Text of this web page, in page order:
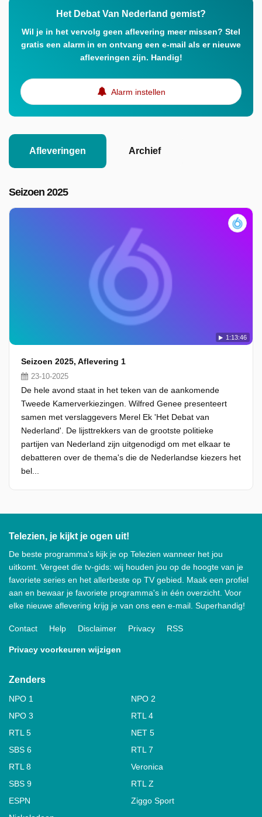
Het Debat Van Nederland gemist?
Wil je in het vervolg geen aflevering meer missen? Stel
gratis een alarm in en ontvang een e-mail als er nieuwe
afleveringen zijn. Handig!
Alarm instellen
Afleveringen Archief
Seizoen 2025
1:13:46
Seizoen 2025, Aflevering 1
23-10-2025
De hele avond staat in het teken van de aankomende
Tweede Kamerverkiezingen. Wilfred Genee presenteert
samen met verslaggevers Merel Ek 'Het Debat van
Nederland'. De lijsttrekkers van de grootste politieke
partijen van Nederland zijn uitgenodigd om met elkaar te
debatteren over de thema's die de Nederlandse kiezers het
bel...
Telezien, je kijkt je ogen uit!
De beste programma's kijk je op Telezien wanneer het jou
uitkomt. Vergeet die tv-gids: wij houden jou op de hoogte van je
favoriete series en het allerbeste op TV gebied. Maak een profiel
aan en bewaar je favoriete programma's in één overzicht. Voor
elke nieuwe aflevering krijg je van ons een e-mail. Superhandig!
Contact Help Disclaimer Privacy RSS
Privacy voorkeuren wijzigen
Zenders
NPO 1
NPO 2
NPO 3
RTL 4
RTL 5
NET 5
SBS 6
RTL 7
RTL 8
Veronica
SBS 9
RTL Z
ESPN
Ziggo Sport